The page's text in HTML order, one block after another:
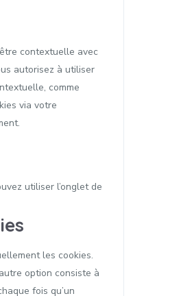
contextuelle avec
autorisez à utiliser
comme
via votre
utiliser l’onglet de
les cookies.
option consiste à
fois qu’un